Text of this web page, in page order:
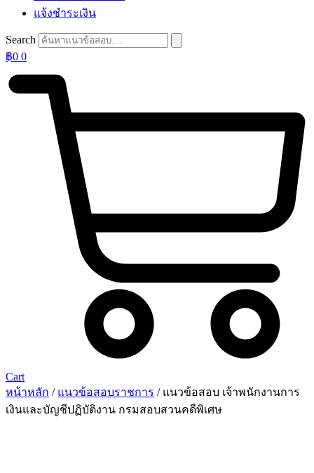
แจ้งชำระเงิน
Search
฿0 0
Cart
หน้าหลัก / แนวข้อสอบราชการ / แนวข้อสอบ เจ้าพนักงานการ
เงินและบัญชีปฏิบัติงาน กรมสอบสวนคดีพิเศษ